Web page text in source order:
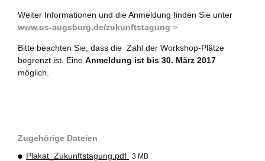
Weiter Informationen und die Anmeldung finden Sie unter
www.us-augsburg.de/zukunftstagung
Bitte beachten Sie, dass die Zahl der Workshop-Plätze
begrenzt ist. Eine Anmeldung ist bis 30. März 2017
möglich.
Zugehörige Dateien
Plakat_Zukunftstagung.pdf
3 MB